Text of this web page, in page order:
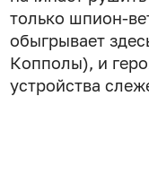
только шпион-
обыгрывает
Копполы), и
устройства